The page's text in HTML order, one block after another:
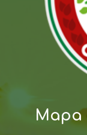
Mapa